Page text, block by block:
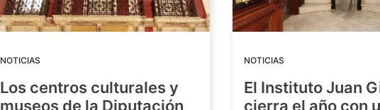
NOTICIAS
Los centros culturales y
museos de la Diputación
NOTICIAS
El Instituto Juan
cierra el año con